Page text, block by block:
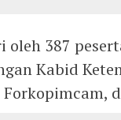
387
Kabid